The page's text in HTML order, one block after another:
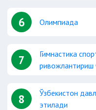
6 Олимпиада
7
Гимнастика
ривожлантириш
8
Ўзбекистон
этилади